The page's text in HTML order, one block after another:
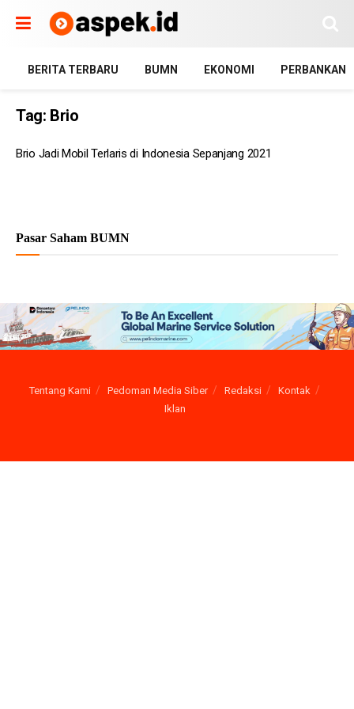
BERITA TERBARU BUMN EKONOMI PERBANKAN
Tag: Brio
Brio Jadi Mobil Terlaris di Indonesia Sepanjang 2021
Pasar Saham BUMN
Tentang Kami Pedoman Media Siber Redaksi
Kontak
Iklan